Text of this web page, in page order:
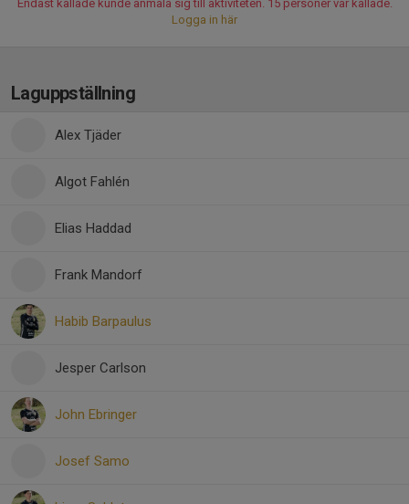
Endast kallade kunde anmäla sig till aktiviteten. 15 personer var kallade.
Logga in här
Laguppställning
Alex Tjäder
Algot Fahlén
Elias Haddad
Frank Mandorf
Habib Barpaulus
Jesper Carlson
John Ebringer
Josef Samo